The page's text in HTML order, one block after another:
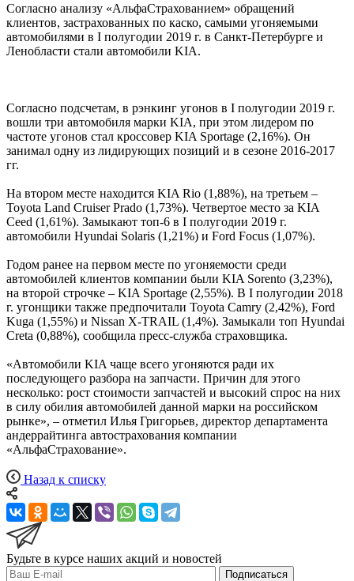
Согласно анализу «АльфаСтрахованием» обращений
клиентов, застрахованных по каско, самыми угоняемыми
автомобилями в I полугодии 2019 г. в Санкт-Петербурге и
Ленобласти стали автомобили KIA.
Согласно подсчетам, в рэнкинг угонов в I полугодии 2019 г.
вошли три автомобиля марки KIA, при этом лидером по
частоте угонов стал кроссовер KIA Sportage (2,16%). Он
занимал одну из лидирующих позиций и в сезоне 2016-2017
гг.
На втором месте находится KIA Rio (1,88%), на третьем –
Toyota Land Cruiser Prado (1,73%). Четвертое место за KIA
Ceed (1,61%). Замыкают топ-6 в I полугодии 2019 г.
автомобили Hyundai Solaris (1,21%) и Ford Focus (1,07%).
Годом ранее на первом месте по угоняемости среди
автомобилей клиентов компании были KIA Sorento (3,23%),
на второй строчке – KIA Sportage (2,55%). В I полугодии 2018
г. угонщики также предпочитали Toyota Camry (2,42%), Ford
Kuga (1,55%) и Nissan X-TRAIL (1,4%). Замыкали топ Hyundai
Creta (0,88%), сообщила пресс-служба страховщика.
«Автомобили KIA чаще всего угоняются ради их
последующего разбора на запчасти. Причин для этого
несколько: рост стоимости запчастей и высокий спрос на них
в силу обилия автомобилей данной марки на российском
рынке», – отметил Илья Григорьев, директор департамента
андеррайтинга автострахования компании
«АльфаСтрахование».
Назад к списку
Будьте в курсе наших акций и новостей
Подписаться